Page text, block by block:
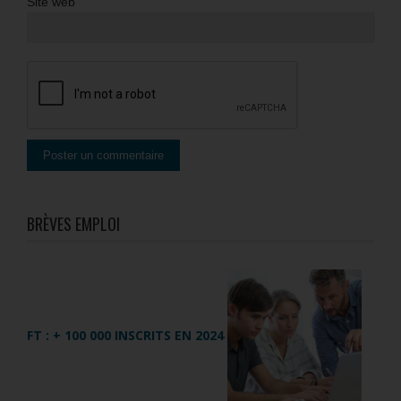
BRÈVES EMPLOI
FT : + 100 000 INSCRITS EN 2024